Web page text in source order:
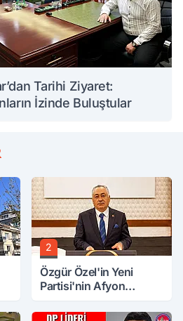
Tarihi Ziyaret:
İzinde Buluştular
2
Özgür Özel'in Yeni
Partisi'nin Afyon